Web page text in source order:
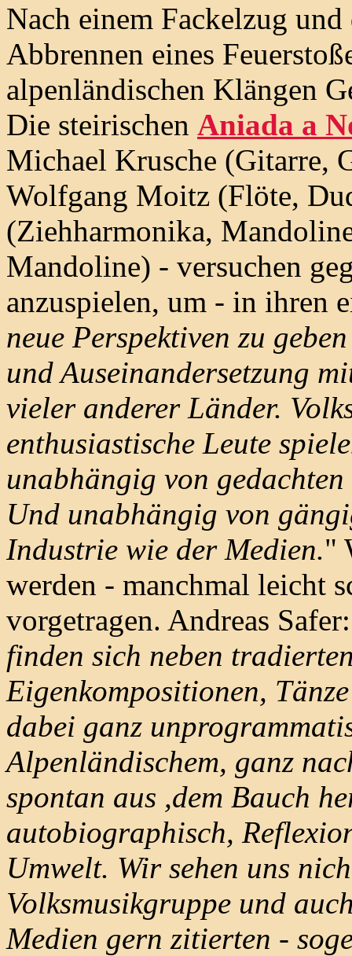
Nach einem Fackelzug und
Abbrennen eines
alpenländischen Klängen
Die steirischen Aniada a
Michael Krusche (Gitarre,
Wolfgang Moitz (Flöte,
(Ziehharmonika,
Mandoline) - versuchen
anzuspielen, um - in ihren
neue Perspektiven zu
und Auseinandersetzung
vieler anderer Länder.
enthusiastische Leute
unabhängig von
Und unabhängig von
Industrie wie der Medien."
werden - manchmal leicht
vorgetragen. Andreas
finden sich neben
Eigenkompositionen,
dabei ganz
Alpenländischem, ganz
spontan aus ,dem Bauch
autobiographisch,
Umwelt. Wir sehen uns
Volksmusikgruppe und
Medien gern zitierten -